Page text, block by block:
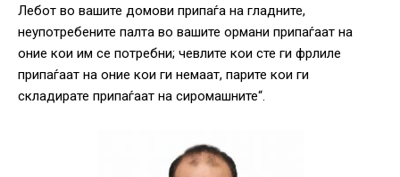
Лебот во вашите домови припаѓа на гладните,
неупотребените палта во вашите ормани припаѓаат на
оние кои им се потребни; чевлите кои сте ги фрлиле
припаѓаат на оние кои ги немаат, парите кои ги
складирате припаѓаат на сиромашните“.